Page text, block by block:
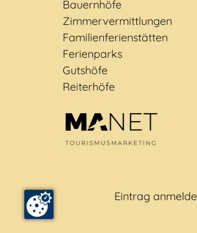
Bauernhöfe
Zimmervermittlungen
Familienferienstätten
Ferienparks
Gutshöfe
Reiterhöfe
Eintrag